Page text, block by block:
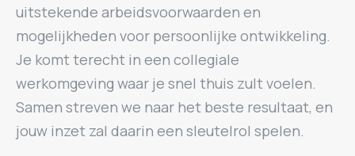
uitstekende arbeidsvoorwaarden en
mogelijkheden voor persoonlijke ontwikkeling.
Je komt terecht in een collegiale
werkomgeving waar je snel thuis zult voelen.
Samen streven we naar het beste resultaat, en
jouw inzet zal daarin een sleutelrol spelen.